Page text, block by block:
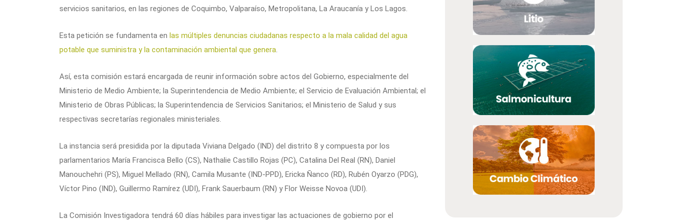
servicios sanitarios, en las regiones de Coquimbo, Valparaíso, Metropolitana, La Araucanía y Los Lagos.
Esta petición se fundamenta en las múltiples denuncias ciudadanas respecto a la mala calidad del agua
potable que suministra y la contaminación ambiental que genera.
Así, esta comisión estará encargada de reunir información sobre actos del Gobierno, especialmente del
Ministerio de Medio Ambiente; la Superintendencia de Medio Ambiente; el Servicio de Evaluación Ambiental; el
Ministerio de Obras Públicas; la Superintendencia de Servicios Sanitarios; el Ministerio de Salud y sus
respectivas secretarías regionales ministeriales.
La instancia será presidida por la diputada Viviana Delgado (IND) del distrito 8 y compuesta por los
parlamentarios María Francisca Bello (CS), Nathalie Castillo Rojas (PC), Catalina Del Real (RN), Daniel
Manouchehri (PS), Miguel Mellado (RN), Camila Musante (IND-PPD), Ericka Ñanco (RD), Rubén Oyarzo (PDG),
Víctor Pino (IND), Guillermo Ramírez (UDI), Frank Sauerbaum (RN) y Flor Weisse Novoa (UDI).
La Comisión Investigadora tendrá 60 días hábiles para investigar las actuaciones de gobierno por el